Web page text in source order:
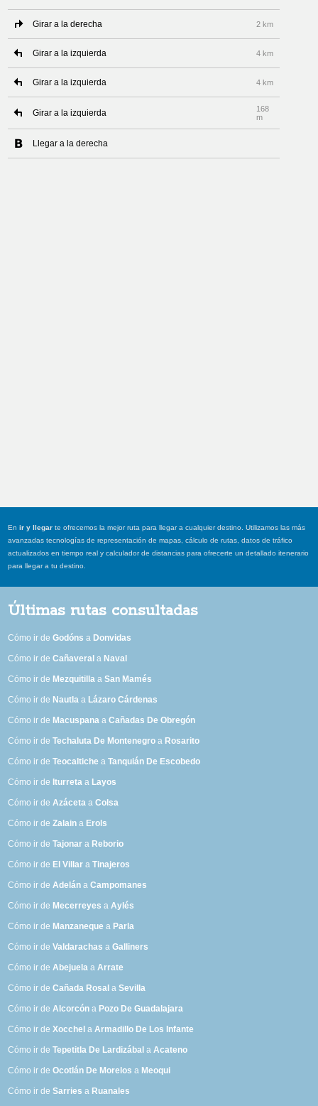
Girar a la derecha 2 km
Girar a la izquierda 4 km
Girar a la izquierda 4 km
Girar a la izquierda
168
m
Llegar a la derecha
Enir y llegar te ofrecemos la mejor ruta para llegar a cualquier destino. Utilizamos las más
avanzadas tecnologías de representación de mapas, cálculo de rutas, datos de tráfico
actualizados en tiempo real y calculador de distancias para ofrecerte un detallado itenerario
para llegar a tu destino.
Últimas rutas consultadas
Cómo ir deGodóns a Donvidas
Cómo ir deCañaveral a Naval
Cómo ir de Mezquitilla aSan Mamés
Cómo ir de Nautla a Lázaro Cárdenas
Cómo ir de Macuspana aCañadas De Obregón
Cómo ir deTechaluta De Montenegro a Rosarito
Cómo ir deTeocaltiche aTanquián De Escobedo
Cómo ir de Iturreta a Layos
Cómo ir deAzáceta aColsa
Cómo ir deZalain a Erols
Cómo ir deTajonar a Reborio
Cómo ir de El Villar aTinajeros
Cómo ir deAdelán aCampomanes
Cómo ir de Mecerreyes aAylés
Cómo ir de Manzaneque a Parla
Cómo ir deValdarachas aGalliners
Cómo ir deAbejuela aArrate
Cómo ir deCañada Rosal aSevilla
Cómo ir deAlcorcón a Pozo De Guadalajara
Cómo ir deXocchel aArmadillo De Los Infante
Cómo ir deTepetitla De Lardizábal aAcateno
Cómo ir deOcotlán De Morelos a Meoqui
Cómo ir deSarries a Ruanales